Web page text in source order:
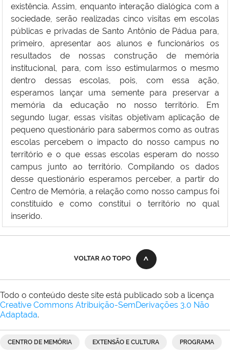
existência. Assim, enquanto interação dialógica com a
sociedade, serão realizadas cinco visitas em escolas
públicas e privadas de Santo Antônio de Pádua para,
primeiro, apresentar aos alunos e funcionários os
resultados de nossas construção de memória
institucional, para, com isso estimularmos o mesmo
dentro dessas escolas, pois, com essa ação,
esperamos lançar uma semente para preservar a
memória da educação no nosso território. Em
segundo lugar, essas visitas objetivam aplicação de
pequeno questionário para sabermos como as outras
escolas percebem o impacto do nosso campus no
território e o que essas escolas esperam do nosso
campus junto ao território. Compilando os dados
desse questionário esperamos perceber, a partir do
Centro de Memória, a relação como nosso campus foi
constituído e como constitui o território no qual
inserido.
VOLTAR AO TOPO
Todo o conteúdo deste site está publicado sob a licença
Creative Commons Atribuição-SemDerivações 3.0 Não
Adaptada.
CENTRO DE MEMÓRIA EXTENSÃO E CULTURA PROGRAMA